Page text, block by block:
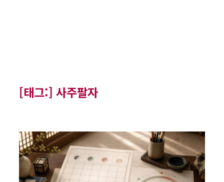
[태그:]사주팔자